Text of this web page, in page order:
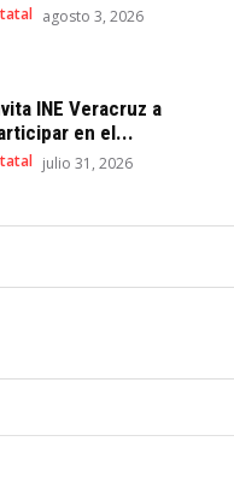
agosto 3, 2026
INE Veracruz a
en el...
julio 31, 2026